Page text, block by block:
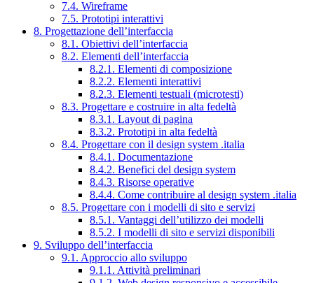
7.4. Wireframe
7.5. Prototipi interattivi
8. Progettazione dell’interfaccia
8.1. Obiettivi dell’interfaccia
8.2. Elementi dell’interfaccia
8.2.1. Elementi di composizione
8.2.2. Elementi interattivi
8.2.3. Elementi testuali (microtesti)
8.3. Progettare e costruire in alta fedeltà
8.3.1. Layout di pagina
8.3.2. Prototipi in alta fedeltà
8.4. Progettare con il design system .italia
8.4.1. Documentazione
8.4.2. Benefici del design system
8.4.3. Risorse operative
8.4.4. Come contribuire al design system .italia
8.5. Progettare con i modelli di sito e servizi
8.5.1. Vantaggi dell’utilizzo dei modelli
8.5.2. I modelli di sito e servizi disponibili
9. Sviluppo dell’interfaccia
9.1. Approccio allo sviluppo
9.1.1. Attività preliminari